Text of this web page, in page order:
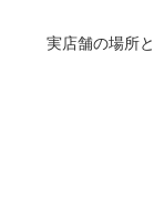
実店舗の場所